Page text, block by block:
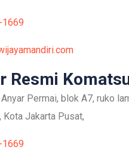
Resmi
Permai, blok A7, ruko
Kota Jakarta Pusat,